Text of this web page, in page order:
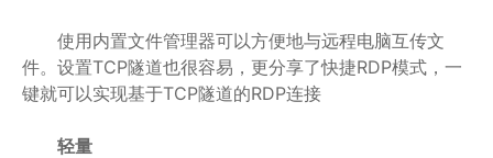
使用内置文件管理器可以方便地与远程电脑互传文
件。设置TCP隧道也很容易，更分享了快捷RDP模式，一
键就可以实现基于TCP隧道的RDP连接
轻量